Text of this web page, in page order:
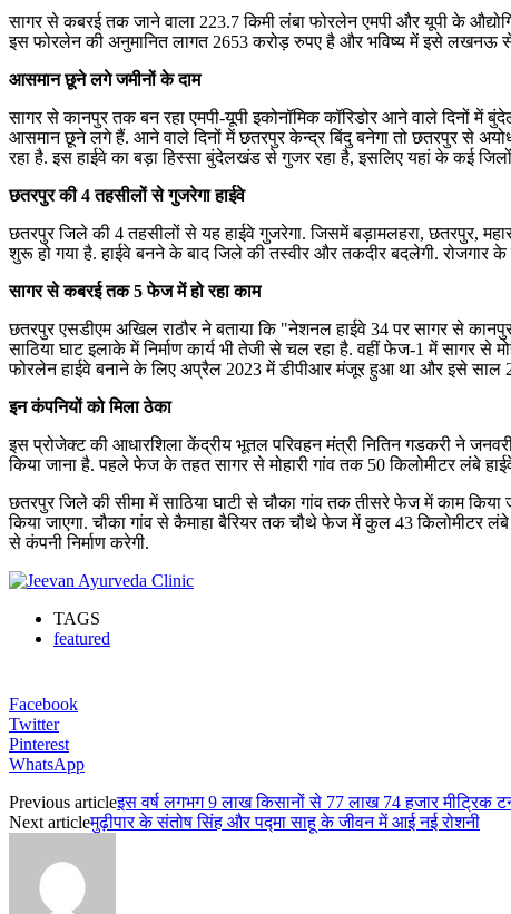
सागर से कबरई तक जाने वाला 223.7 किमी लंबा फोरलेन एमपी और यूपी के
इस फोरलेन की अनुमानित लागत 2653 करोड़ रुपए है और भविष्य में इसे लखनऊ से
आसमान छूने लगे जमीनों के दाम
सागर से कानपुर तक बन रहा एमपी-यूपी इकोनॉमिक कॉरिडोर आने वाले दिनों
आसमान छूने लगे हैं. आने वाले दिनों में छतरपुर केन्द्र बिंदु बनेगा तो छतरपुर से
रहा है. इस हाईवे का बड़ा हिस्सा बुंदेलखंड से गुजर रहा है, इसलिए यहां के कई जिलों
छतरपुर की 4 तहसीलों से गुजरेगा हाईवे
छतरपुर जिले की 4 तहसीलों से यह हाईवे गुजरेगा. जिसमें बड़ामलहरा, छतरपुर,
शुरू हो गया है. हाईवे बनने के बाद जिले की तस्वीर और तकदीर बदलेगी.
सागर से कबरई तक 5 फेज में हो रहा काम
छतरपुर एसडीएम अखिल राठौर ने बताया कि "नेशनल हाईवे 34 पर सागर से
साठिया घाट इलाके में निर्माण कार्य भी तेजी से चल रहा है. वहीं फेज-1 में सागर
फोरलेन हाईवे बनाने के लिए अप्रैल 2023 में डीपीआर मंजूर हुआ था और इसे साल
इन कंपनियों को मिला ठेका
इस प्रोजेक्ट की आधारशिला केंद्रीय भूतल परिवहन मंत्री नितिन गडकरी ने
किया जाना है. पहले फेज के तहत सागर से मोहारी गांव तक 50 किलोमीटर लंबे
छतरपुर जिले की सीमा में साठिया घाटी से चौका गांव तक तीसरे फेज में काम
किया जाएगा. चौका गांव से कैमाहा बैरियर तक चौथे फेज में कुल 43 किलोमीटर
से कंपनी निर्माण करेगी.
TAGS
featured
Facebook
Twitter
Pinterest
WhatsApp
Previous articleइस वर्ष लगभग 9 लाख किसानों से 77 लाख 74 हजार मीट्रिक
Next articleमुढ़ीपार के संतोष सिंह और पद्मा साहू के जीवन में आई नई रोशनी